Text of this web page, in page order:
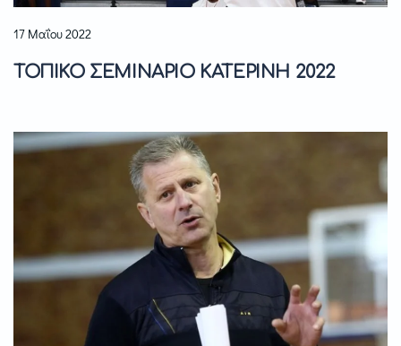
17 Μαΐου 2022
ΤΟΠΙΚΟ ΣΕΜΙΝΑΡΙΟ ΚΑΤΕΡΙΝΗ 2022